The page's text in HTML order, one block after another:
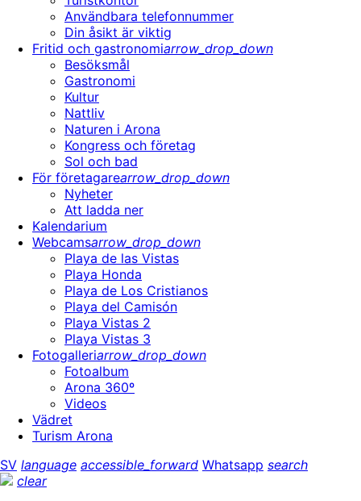
Användbara telefonnummer
Din åsikt är viktig
Fritid och gastronomiarrow_drop_down
Besöksmål
Gastronomi
Kultur
Nattliv
Naturen i Arona
Kongress och företag
Sol och bad
För företagarearrow_drop_down
Nyheter
Att ladda ner
Kalendarium
Webcamsarrow_drop_down
Playa de las Vistas
Playa Honda
Playa de Los Cristianos
Playa del Camisón
Playa Vistas 2
Playa Vistas 3
Fotogalleriarrow_drop_down
Fotoalbum
Arona 360º
Videos
Vädret
Turism Arona
SV language accessible_forward Whatsapp search
clear